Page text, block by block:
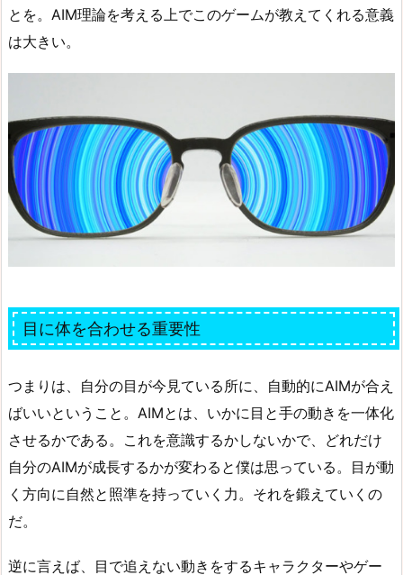
とを。AIM理論を考える上でこのゲームが教えてくれる意義
は大きい。
目に体を合わせる重要性
つまりは、自分の目が今見ている所に、自動的にAIMが合え
ばいいということ。AIMとは、いかに目と手の動きを一体化
させるかである。これを意識するかしないかで、どれだけ
自分のAIMが成長するかが変わると僕は思っている。目が動
く方向に自然と照準を持っていく力。それを鍛えていくの
だ。
逆に言えば、目で追えない動きをするキャラクターやゲー